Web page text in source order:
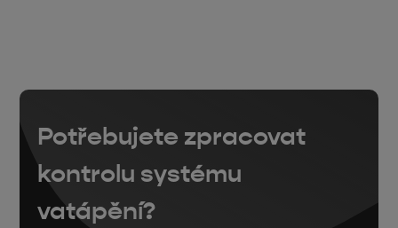
Potřebujete zpracovat
kontrolu systému
vatápění?